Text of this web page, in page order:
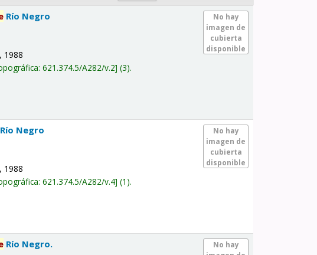
No hay
imagen de
cubierta
disponible
Río Negro
, 1988
621.374.5/A282/v.2 (3).
No hay
imagen de
cubierta
disponible
Río Negro
, 1988
621.374.5/A282/v.4 (1).
No hay
Río Negro.